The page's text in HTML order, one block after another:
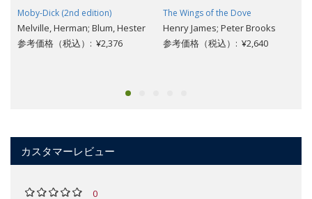
Moby-Dick (2nd edition)
Melville, Herman; Blum, Hester
参考価格（税込）: ¥2,376
The Wings of the Dove
Henry James; Peter Brooks
参考価格（税込）: ¥2,640
カスタマーレビュー
0